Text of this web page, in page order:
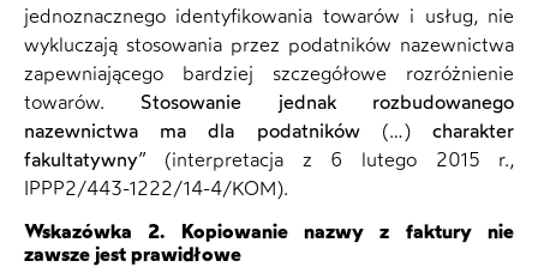
jednoznacznego identyfikowania towarów i usług, nie
wykluczają stosowania przez podatników nazewnictwa
zapewniającego bardziej szczegółowe rozróżnienie
towarów. Stosowanie jednak rozbudowanego
nazewnictwa ma dla podatników (…)charakter
fakultatywny” (interpretacja z 6 lutego 2015 r.,
IPPP2/443-1222/14-4/KOM).
Wskazówka 2. Kopiowanie nazwy z faktury nie
zawsze jest prawidłowe